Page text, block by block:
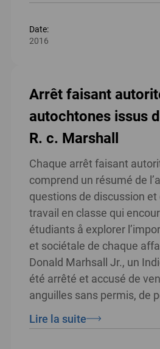
Date:
2016
Arrêt faisant
autochtones issus
R. c. Marshall
Chaque arrêt faisant
comprend un résumé de
questions de discussion et
travail en classe qui
étudiants å explorer
et sociétale de chaque
Donald Marhsall Jr., un
été arrêté et accusé de
anguilles sans permis, de
Lire la suite